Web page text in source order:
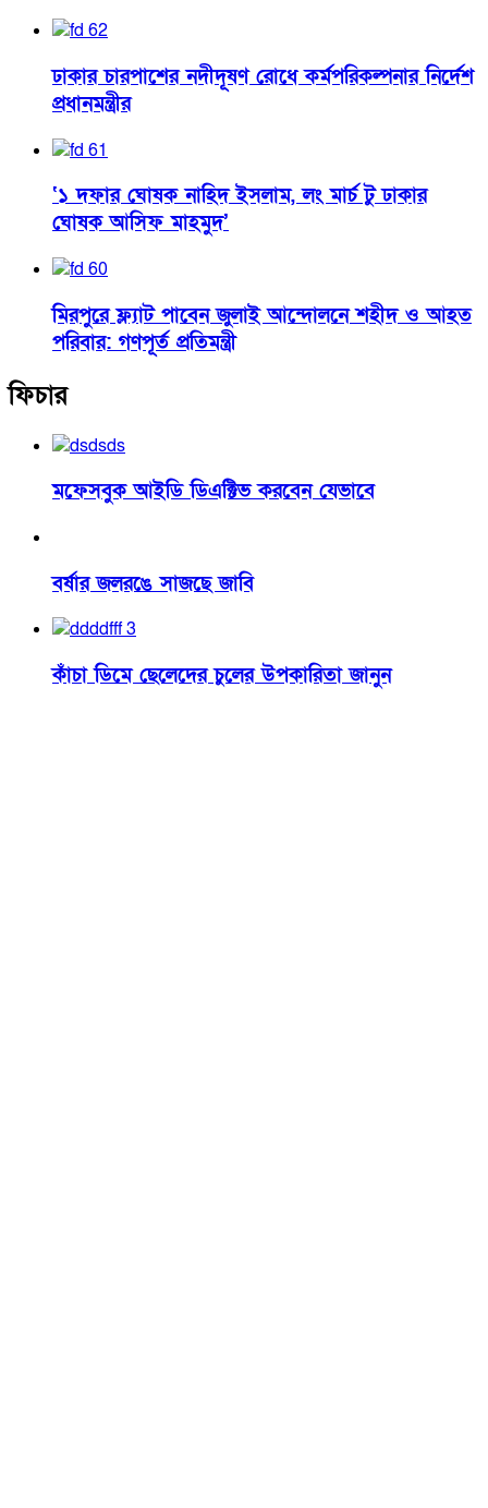
ঢাকার চারপাশের নদীদূষণ রোধে কর্মপরিকল্পনার নির্দেশ
প্রধানমন্ত্রীর
‘১ দফার ঘোষক নাহিদ ইসলাম, লং মার্চ টু ঢাকার
ঘোষক আসিফ মাহমুদ’
মিরপুরে ফ্ল্যাট পাবেন জুলাই আন্দোলনে শহীদ ও আহত
পরিবার: গণপূর্ত প্রতিমন্ত্রী
ফিচার
মফেসবুক আইডি ডিএক্টিভ করবেন যেভাবে
বর্ষার জলরঙে সাজছে জাবি
কাঁচা ডিমে ছেলেদের চুলের উপকারিতা জানুন